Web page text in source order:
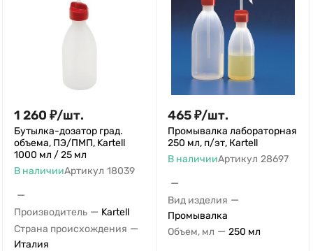
1 260 ₽/шт.
Бутылка-дозатор град.
объема, ПЭ/ПМП, Kartell
1000 мл / 25 мл
В наличииАртикул 18039
—
Производитель — Kartell
Страна происхождения —
Италия
465₽/шт.
Промывалка лабораторная
250 мл, п/эт, Кartell
В наличииАртикул 28697
—
Вид изделия —
Промывалка
Объем, мл — 250 мл